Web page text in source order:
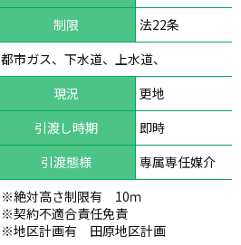
制限
法22条
都市ガス、下水道、上水道、
現況
更地
引渡し時期
即時
引渡態様
専属専任媒介
※絶対高さ制限有 10ｍ
※契約不適合責任免責
※地区計画有 田原地区計画